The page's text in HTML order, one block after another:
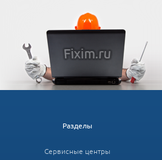
Разделы
Сервисные центры